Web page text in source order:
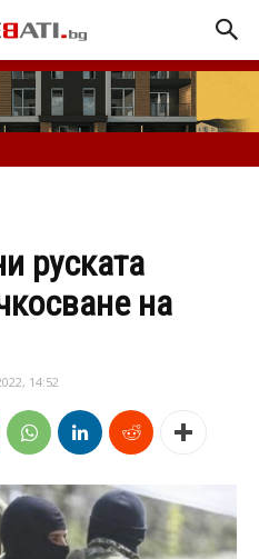
руската
на
14:52